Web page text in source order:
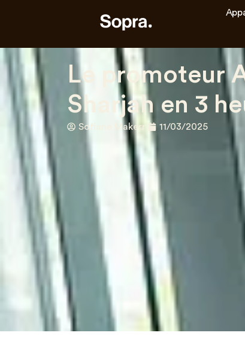
Le promoteur
Sharjah en 3
Sofiane Makerri 11/03/2025